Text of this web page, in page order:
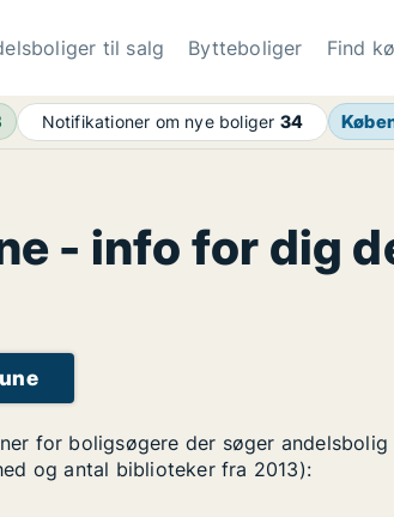
til salg Bytteboliger Find
Notifikationer om nye boliger 34
- info for dig
for boligsøgere der søger
og antal biblioteker fra 2013):